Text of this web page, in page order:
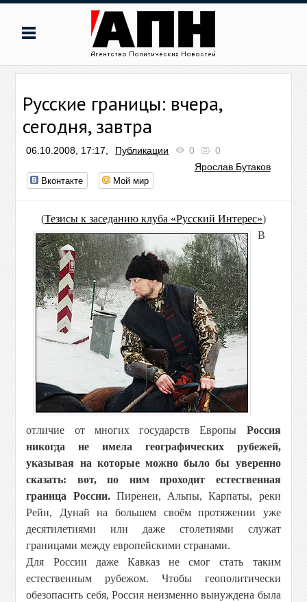
Русские границы: вчера,
сегодня, завтра
06.10.2008, 17:17, Публикации 0
0
Ярослав Бутаков
Вконтакте Мой мир
(Тезисы к заседанию клуба «Русский Интерес»)
В
отличие от многих государств Европы Россия
никогда не имела географических рубежей,
указывая на которые можно было бы уверенно
сказать: вот, по ним проходит естественная
граница России. Пиренеи, Альпы, Карпаты, реки
Рейн, Дунай на большем своём протяжении уже
десятилетиями или даже столетиями служат
границами между европейскими странами.
Для России даже Кавказ не смог стать таким
естественным рубежом. Чтобы геополитически
обезопасить себя, Россия неизменно вынуждена была